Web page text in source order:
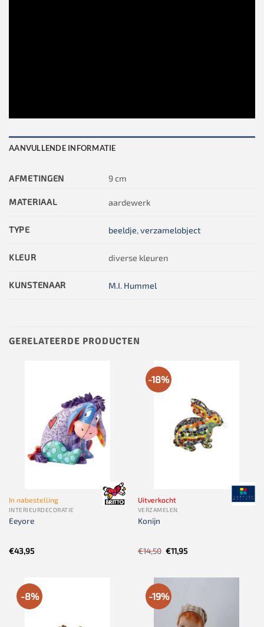
AANVULLENDE INFORMATIE
AFMETINGEN 9 cm
MATERIAAL aardewerk
TYPE beeldje,verzamelobject
KLEUR diverse kleuren
KUNSTENAAR M.I. Hummel
GERELATEERDE PRODUCTEN
In nabestelling
INTERIEURDECORATIE
Eeyore
€43,95
-18%
Uitverkocht
VERZAMELEN
Konijn
€14,50 Oorspronkelijke
prijs
€11,95Huidige
-8% -19%